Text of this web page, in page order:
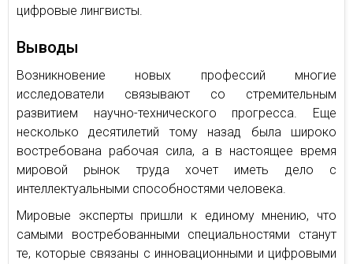
цифровые лингвисты.
Выводы
Возникновение новых профессий многие
исследователи связывают со стремительным
развитием научно-технического прогресса. Еще
несколько десятилетий тому назад была широко
востребована рабочая сила, а в настоящее время
мировой рынок труда хочет иметь дело с
интеллектуальными способностями человека.
Мировые эксперты пришли к единому мнению, что
самыми востребованными специальностями станут
те, которые связаны с инновационными и цифровыми